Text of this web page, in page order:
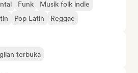
Funk
Musik folk indie
Pop Latin Reggae
terbuka